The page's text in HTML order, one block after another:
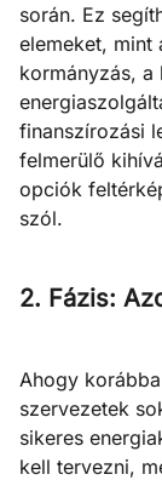
során. Ez
elemeket, mint
kormányzás, a
finanszírozási
felmerülő
opciók
szól.
2. Fázis:
Ahogy
szervezetek
sikeres
kell tervezni,